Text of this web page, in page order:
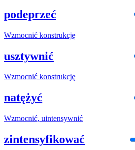
podeprzeć
Wzmocnić konstrukcję
usztywnić
Wzmocnić konstrukcję
natężyć
Wzmocnić, uintensywnić
zintensyfikować